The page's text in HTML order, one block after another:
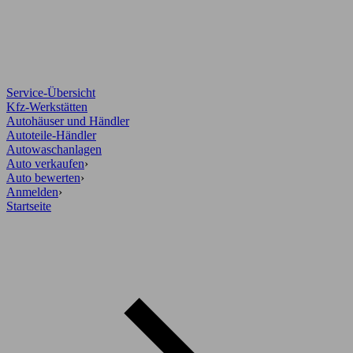
Service-Übersicht
Kfz-Werkstätten
Autohäuser und Händler
Autoteile-Händler
Autowaschanlagen
Auto verkaufen›
Auto bewerten›
Anmelden›
Startseite